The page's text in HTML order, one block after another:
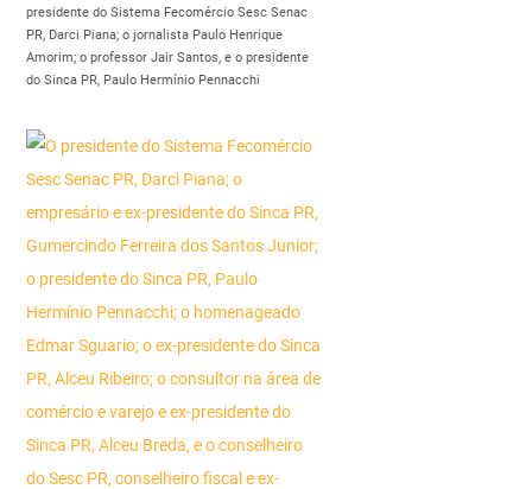
presidente do Sistema Fecomércio Sesc Senac
PR, Darci Piana; o jornalista Paulo Henrique
Amorim; o professor Jair Santos, e o presidente
do Sinca PR, Paulo Hermínio Pennacchi